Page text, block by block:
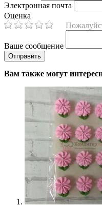
Электронная почта
Оценка
Ваше сообщение
Вам также могут